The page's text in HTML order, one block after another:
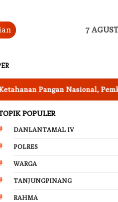
7
Pangan Nasional, Pemkab
POPULER
DANLANTAMAL IV
POLRES
WARGA
TANJUNGPINANG
RAHMA